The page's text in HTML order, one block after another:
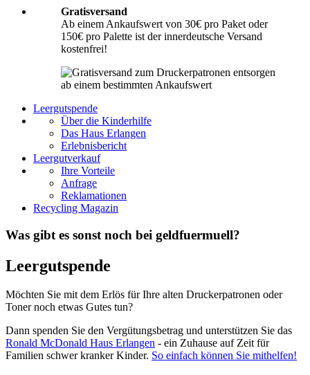
Gratisversand
Ab einem Ankaufswert von 30€ pro Paket oder
150€ pro Palette ist der innerdeutsche Versand
kostenfrei!
Leergutspende
Über die Kinderhilfe
Das Haus Erlangen
Erlebnisbericht
Leergutverkauf
Ihre Vorteile
Anfrage
Reklamationen
Recycling Magazin
Was gibt es sonst noch bei geldfuermuell?
Leergutspende
Möchten Sie mit dem Erlös für Ihre alten Druckerpatronen oder
Toner noch etwas Gutes tun?
Dann spenden Sie den Vergütungsbetrag und unterstützen Sie das
Ronald McDonald Haus Erlangen - ein Zuhause auf Zeit für
Familien schwer kranker Kinder. So einfach können Sie mithelfen!